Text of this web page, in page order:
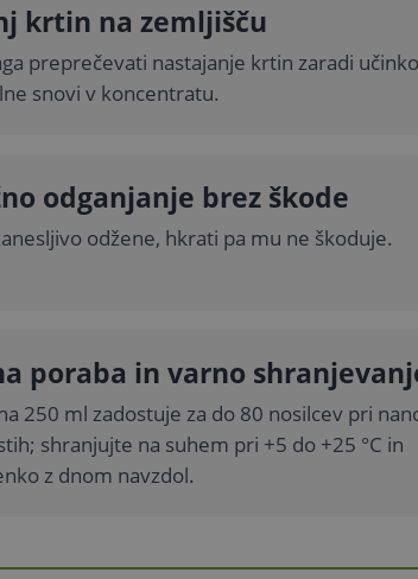
krtin na zemljišču
preprečevati nastajanje krtin zaradi
snovi v koncentratu.
odganjanje brez škode
odžene, hkrati pa mu ne škoduje.
poraba in varno
250 ml zadostuje za do 80 nosilcev pri
shranjujte na suhem pri +5 do +25 °C in
z dnom navzdol.